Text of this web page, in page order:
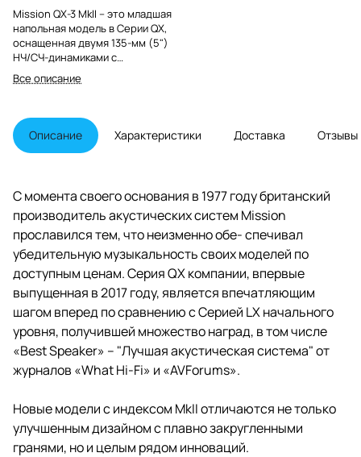
Mission QX-3 MkII – это младшая
напольная модель в Серии QX,
оснащенная двумя 135-мм (5")
НЧ/СЧ-динамиками с
композитными волоконными
диффузорами и 38-мм (1.5")
твитером.
Все описание
Описание Характеристики Доставка Отзывы
С момента своего основания в 1977 году британский
производитель акустических систем Mission
прославился тем, что неизменно обе- спечивал
убедительную музыкальность своих моделей по
доступным ценам. Серия QX компании, впервые
выпущенная в 2017 году, является впечатляющим
шагом вперед по сравнению с Серией LX начального
уровня, получившей множество наград, в том числе
«Best Speaker» – "Лучшая акустическая система" от
журналов «What Hi-Fi» и «AVForums».
Новые модели с индексом MkII отличаются не только
улучшенным дизайном с плавно закругленными
гранями, но и целым рядом инноваций.